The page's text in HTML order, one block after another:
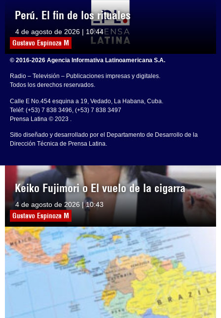
Perú. El fin de los rituales
4 de agosto de 2026 | 10:44
Gustavo Espinoza M
Keiko Fujimori o El vuelo de la cigarra
4 de agosto de 2026 | 10:43
Gustavo Espinoza M
© 2016-2026 Agencia Informativa Latinoamericana S.A.
Radio – Televisión – Publicaciones impresas y digitales.
Todos los derechos reservados.
Calle E No.454 esquina a 19, Vedado, La Habana, Cuba.
Teléf: (+53) 7 838 3496, (+53) 7 838 3497
Prensa Latina © 2023 .
Sitio diseñado y desarrollado por el Departamento de Desarrollo de la
Dirección Técnica de Prensa Latina.